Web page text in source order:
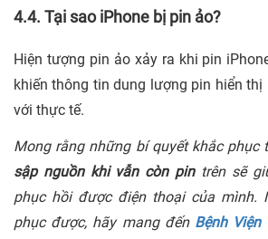
4.4. Tại sao iPhone bị pin ảo?
Hiện tượng pin ảo xảy ra khi pin
khiến thông tin dung lượng pin hiển thị
với thực tế.
Mong rằng những bí quyết khắc phục
sập nguồn khi vẫn còn pin trên sẽ
phục hồi được điện thoại của mình.
phục được, hãy mang đến Bệnh